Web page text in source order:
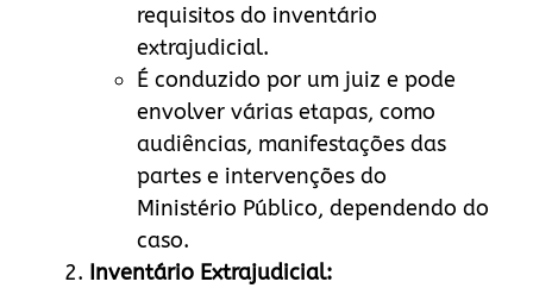
requisitos do inventário
extrajudicial.
É conduzido por um juiz e pode
envolver várias etapas, como
audiências, manifestações das
partes e intervenções do
Ministério Público, dependendo do
caso.
Inventário Extrajudicial: